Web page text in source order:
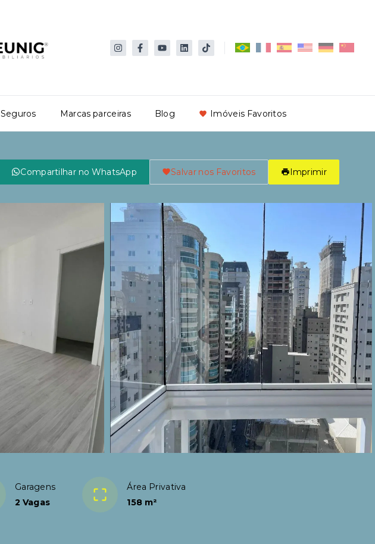
Seguros Marcas parceiras Blog Imóveis Favoritos
Compartilhar no WhatsApp Salvar nos Favoritos Imprimir
Garagens
2 Vagas
Área Privativa
158 m²